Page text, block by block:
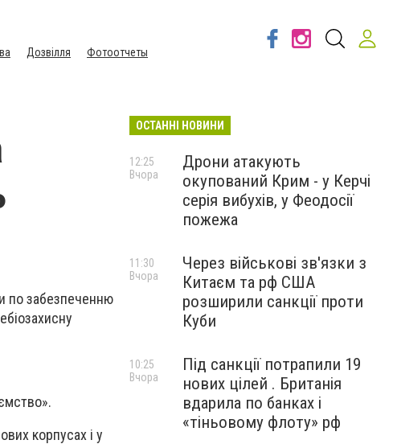
Дозвілля Фотоотчеты
по забезпеченню
корпусах і у
ОСТАННІ НОВИНИ
Дрони атакують
окупований Крим - у Керчі
серія вибухів, у Феодосії
пожежа
12:25
Вчора
Через військові зв'язки з
Китаєм та рф США
розширили санкції проти
Куби
11:30
Вчора
Під санкції потрапили 19
нових цілей . Британія
вдарила по банках і
«тіньовому флоту» рф
10:25
Вчора